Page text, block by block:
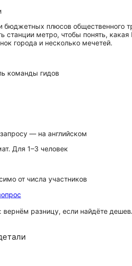
бюджетных плюсов общественного
станции метро, чтобы понять,
города и несколько мечетей.
команды гидов
— на английском
Для 1–3 человек
от числа участников
вернём разницу, если найдёте